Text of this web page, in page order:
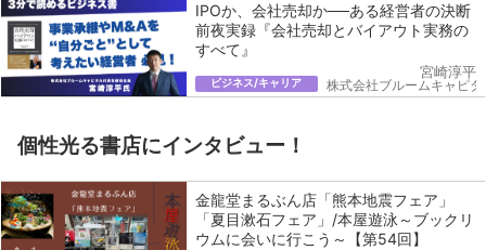
IPOか、会社売却か──ある経営者の決断
前夜実録『会社売却とバイアウト実務の
すべて』
ビジネス/キャリア
宮崎淳平
株式会社ブルームキャピ
個性光る書店にインタビュー！
金龍堂まるぶん店「熊本地震フェア」
「夏目漱石フェア」/本屋遊泳～ブックリ
ウムに会いに行こう～【第54回】